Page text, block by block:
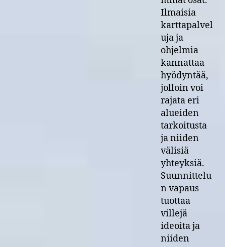
Ilmaisia
karttapalvel
uja ja
ohjelmia
kannattaa
hyödyntää,
jolloin voi
rajata eri
alueiden
tarkoitusta
ja niiden
välisiä
yhteyksiä.
Suunnittelu
n vapaus
tuottaa
villejä
ideoita ja
niiden